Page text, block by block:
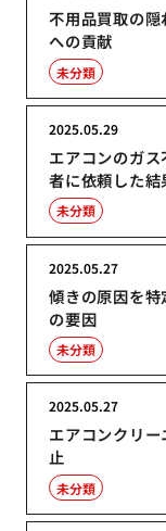
不用品買取の
への貢献
未分類
エアコンのガ
者に依頼した結
2025.05.29
未分類
傾きの原因を
の要因
2025.05.27
未分類
エアコンクリ
止
2025.05.27
未分類